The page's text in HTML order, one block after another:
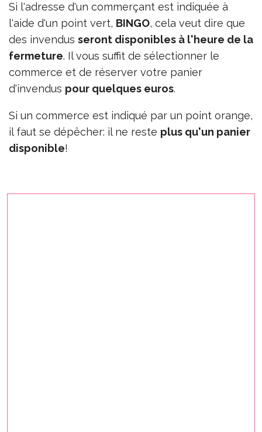
Si l'adresse d'un commerçant est indiquée à
l'aide d'un point vert, BINGO, cela veut dire que
des invendus seront disponibles à l'heure de la
fermeture. Il vous suffit de sélectionner le
commerce et de réserver votre panier
d'invendus pour quelques euros.
Si un commerce est indiqué par un point orange,
il faut se dépêcher: il ne reste plus qu'un panier
disponible!